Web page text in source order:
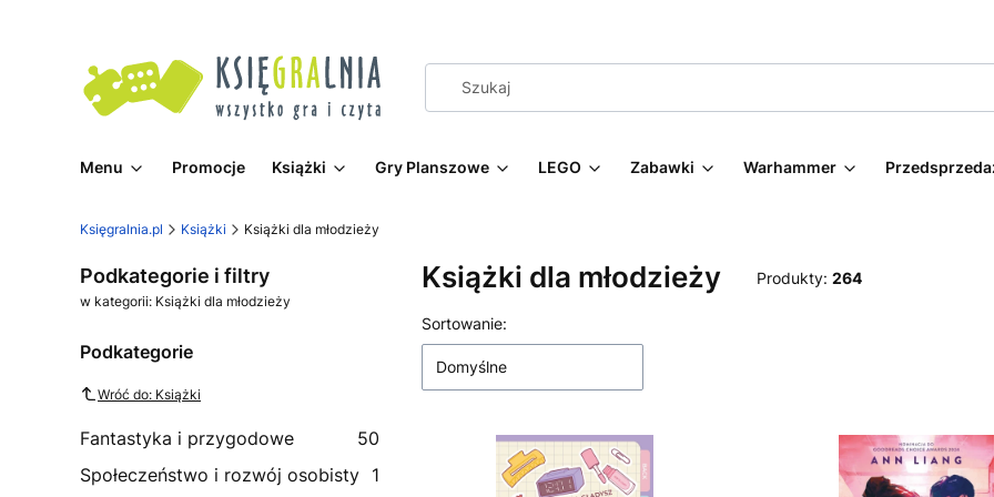
Menu Promocje Książki Gry Planszowe LEGO Zabawki Warhammer
Księgralnia.pl Książki Książki dla młodzieży
Podkategorie i filtry
w kategorii: Książki dla młodzieży
Podkategorie
Wróć do: Książki
Fantastyka i przygodowe
50
Społeczeństwo i rozwój osobisty 1
Książki dla młodzieży Produkty: 264
Lista produktów
Sortowanie:
Domyślne